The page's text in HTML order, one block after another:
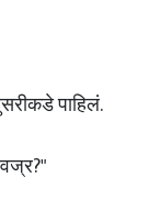
पाहिलं.